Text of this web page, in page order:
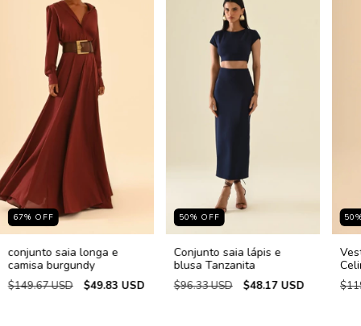
67% OFF
conjunto saia longa e
camisa burgundy
$149.67 USD $49.83 USD
50% OFF
Conjunto saia lápis e
blusa Tanzanita
$96.33 USD $48.17 USD
50